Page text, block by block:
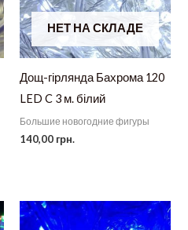
НЕТ НА СКЛАДЕ
Дощ-гірлянда Бахрома 120
LED C 3 м. білий
Большие новогодние фигуры
140,00 грн.